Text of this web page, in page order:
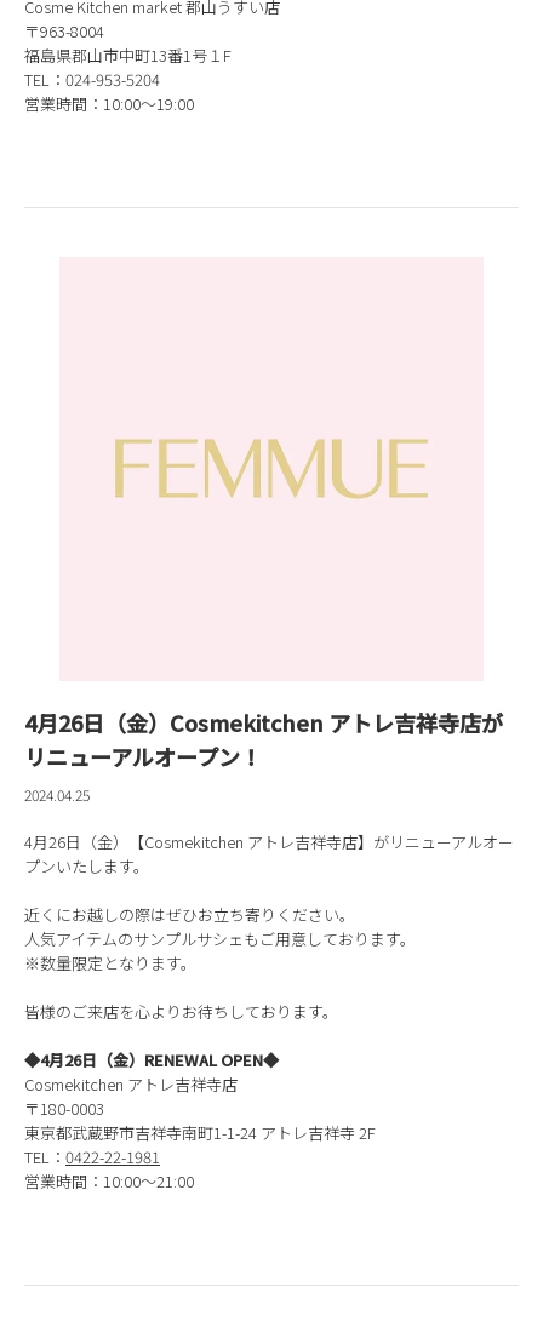
Cosme Kitchen market 郡山うすい店
〒963-8004
福島県郡山市中町13番1号１F
TEL：024-953-5204
営業時間：10:00～19:00
4月26日（金）Cosmekitchen アトレ吉祥寺店が
リニューアルオープン！
2024.04.25
4月26日（金）【Cosmekitchen アトレ吉祥寺店】がリニューアルオー
プンいたします。
近くにお越しの際はぜひお立ち寄りください。
人気アイテムのサンプルサシェもご用意しております。
※数量限定となります。
皆様のご来店を心よりお待ちしております。
◆4月26日（金）RENEWAL OPEN◆
Cosmekitchen アトレ吉祥寺店
〒180-0003
東京都武蔵野市吉祥寺南町1-1-24 アトレ吉祥寺 2F
TEL： 0422-22-1981
営業時間：10:00～21:00